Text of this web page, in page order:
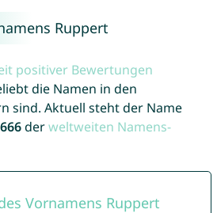
Ruppert
positiver Bewertungen
die Namen in den
sind. Aktuell steht der Name
derweltweiten Namens-